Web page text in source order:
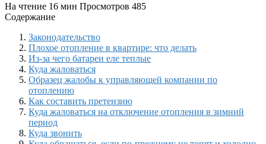
На чтение 16 мин Просмотров 485
Содержание
Законодательство
Плохое отопление в квартире: что делать
Из-за чего батареи еле теплые
Куда жаловаться
Образец жалобы к управляющей компании по
отоплению
Как составить претензию
Куда жаловаться на отключение отопления в зимний
период
Куда звонить